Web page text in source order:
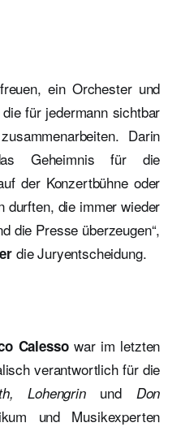
ein Orchester und
für jedermann sichtbar
Darin
Geheimnis für die
der Konzertbühne oder
durften, die immer wieder
die Presse überzeugen“,
die Juryentscheidung.
Calessowar im letzten
verantwortlich für die
LohengrinundDon
und Musikexperten